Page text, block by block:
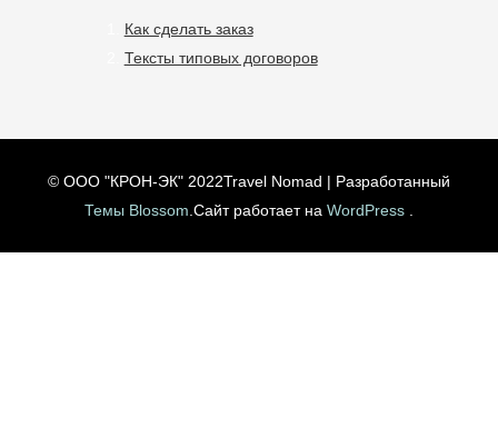
Как сделать заказ
Тексты типовых договоров
© ООО "КРОН-ЭК" 2022Travel Nomad | Разработанный
Темы Blossom .Сайт работает на WordPress